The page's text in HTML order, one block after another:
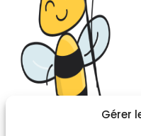
Gérer